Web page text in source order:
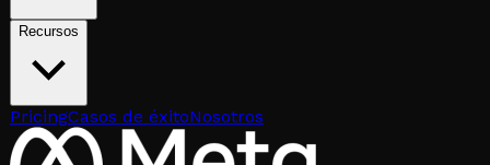
Recursos
PricingCasos de éxitoNosotros